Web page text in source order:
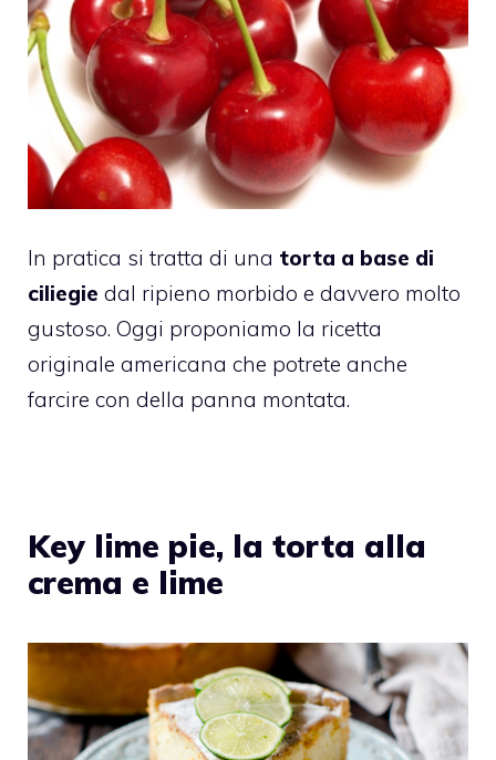
In pratica si tratta di una torta a base di
ciliegie dal ripieno morbido e davvero molto
gustoso. Oggi proponiamo la ricetta
originale americana che potrete anche
farcire con della panna montata.
Key lime pie, la torta alla
crema e lime